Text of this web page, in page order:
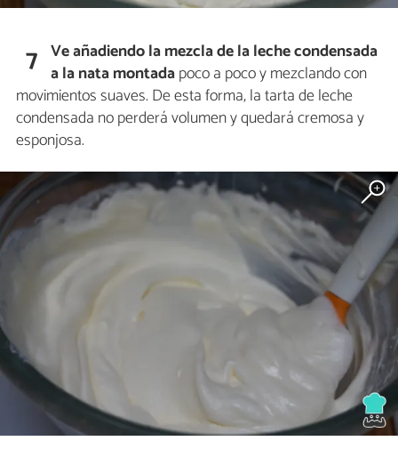
7 Ve añadiendo la mezcla de la leche condensada
a la nata montadapoco a poco y mezclando con
movimientos suaves. De esta forma, la tarta de leche
condensada no perderá volumen y quedará cremosa y
esponjosa.